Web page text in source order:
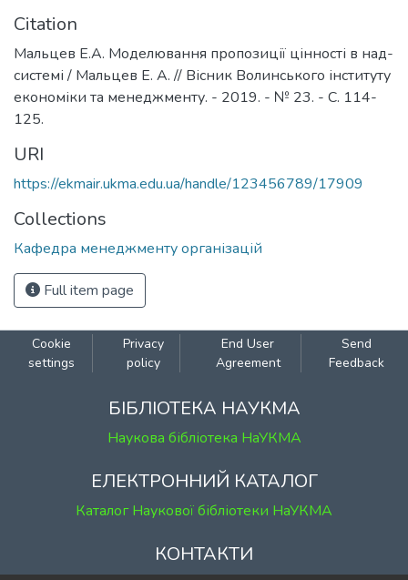
Citation
Мальцев E.A. Моделювання пропозиції цінності в над-
системі / Мальцев Е. А. // Вісник Волинського інституту
економіки та менеджменту. - 2019. - № 23. - С. 114-
125.
URI
https://ekmair.ukma.edu.ua/handle/123456789/17909
Collections
Кафедра менеджменту організацій
Full item page
Cookie
settings
Privacy
policy
End User
Agreement
Send
Feedback
БІБЛІОТЕКА НАУКМА
Наукова бібліотека НаУКМА
ЕЛЕКТРОННИЙ КАТАЛОГ
Каталог Наукової бібліотеки НаУКМА
КОНТАКТИ